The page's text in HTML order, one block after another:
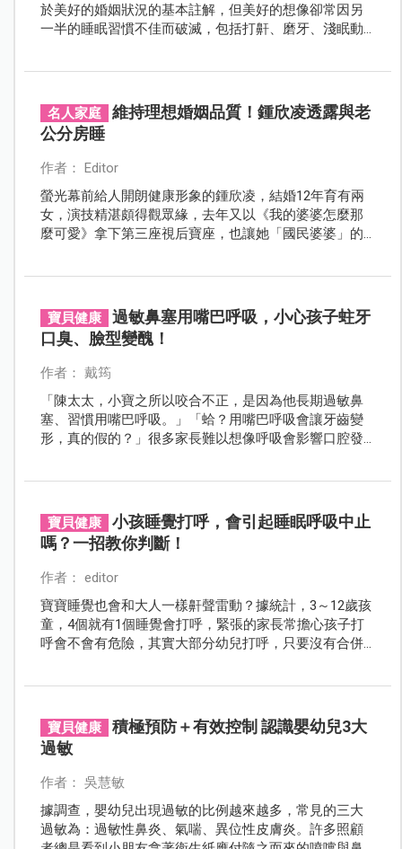
於美好的婚姻狀況的基本註解，但美好的想像卻常因另
一半的睡眠習慣不佳而破滅，包括打鼾、磨牙、淺眠動
名人家庭
維持理想婚姻品質！鍾欣凌透露與老
公分房睡
作者： Editor
螢光幕前給人開朗健康形象的鍾欣凌，結婚12年育有兩
女，演技精湛頗得觀眾緣，去年又以《我的婆婆怎麼那
麼可愛》拿下第三座視后寶座，也讓她「國民婆婆」的
寶貝健康
過敏鼻塞用嘴巴呼吸，小心孩子蛀牙
口臭、臉型變醜！
作者： 戴筠
「陳太太，小寶之所以咬合不正，是因為他長期過敏鼻
塞、習慣用嘴巴呼吸。」「蛤？用嘴巴呼吸會讓牙齒變
形，真的假的？」很多家長難以想像呼吸會影響口腔發
寶貝健康
小孩睡覺打呼，會引起睡眠呼吸中止
嗎？一招教你判斷！
作者： editor
寶寶睡覺也會和大人一樣鼾聲雷動？據統計，3～12歲孩
童，4個就有1個睡覺會打呼，緊張的家長常擔心孩子打
呼會不會有危險，其實大部分幼兒打呼，只要沒有合併
寶貝健康
積極預防＋有效控制 認識嬰幼兒3大
過敏
作者： 吳慧敏
據調查，嬰幼兒出現過敏的比例越來越多，常見的三大
過敏為：過敏性鼻炎、氣喘、異位性皮膚炎。許多照顧